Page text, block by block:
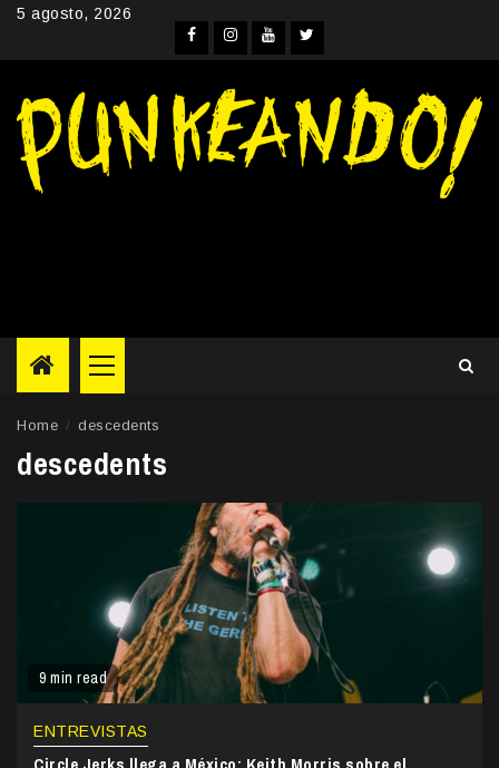
Skip5 agosto, 2026
Facebook
Instagram
YouTube
Twitter
Primary
Menu
Home descedents
descedents
9 min read
ENTREVISTAS